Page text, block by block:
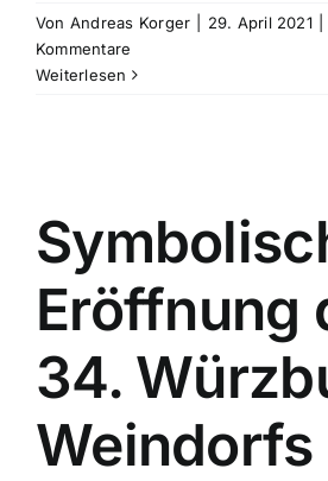
Von Andreas Korger 29. April 2021
Kommentare
Weiterlesen
Eröffnung
34.
Weindorfs